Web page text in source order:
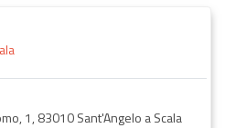
1, 83010 Sant'Angelo a Scala